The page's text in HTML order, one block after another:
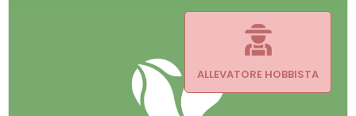
ALLEVATORE HOBBISTA